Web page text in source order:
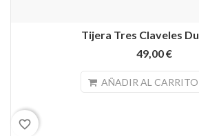
Tijera Tres Claveles
49,00 €
AÑADIR AL CARRITO
favorite_border